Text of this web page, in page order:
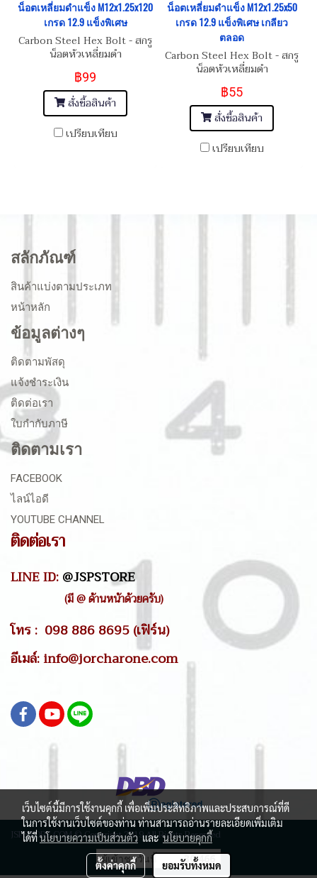
น็อตเหลี่ยมดำแข็ง M12x1.25x120
เกรด 12.9 แข็งพิเศษ
Carbon Steel Hex Bolt - สกรู
น็อตหัวเหลี่ยมดำ
M12x1.25x120
฿99
สั่งซื้อสินค้า
เปรียบเทียบ
น็อตเหลี่ยมดำแข็ง M12x1.25x50
เกรด 12.9 แข็งพิเศษ เกลียว
ตลอด
Carbon Steel Hex Bolt - สกรู
น็อตหัวเหลี่ยมดำ
M12x1.25x50
฿55
สั่งซื้อสินค้า
เปรียบเทียบ
สลักภัณฑ์
สินค้าแบ่งตามประเภท
หน้าหลัก
ข้อมูลต่างๆ
ติดตามพัสดุ
แจ้งชำระเงิน
ติดต่อเรา
ใบกำกับภาษี
ติดตามเรา
FACEBOOK
ไลน์ไอดี
YOUTUBE CHANNEL
ติดต่อเรา
LINE ID:@JSPSTORE
(มี @ ด้านหน้าด้วยครับ)
โทร : 098 886 8695 (เฟิร์น)
อีเมล์: info@jorcharone.com
JSPSTORE.COM © Copyright 2019 All Rights Reserved
ผู้เข้าชมวันนี้ 30,466
เว็บไซต์นี้มีการใช้งานคุกกี้ เพื่อเพิ่มประสิทธิภาพและประสบการณ์ที่ดี
ในการใช้งานเว็บไซต์ของท่าน ท่านสามารถอ่านรายละเอียดเพิ่มเติม
ได้ที่นโยบายความเป็นส่วนตัวและนโยบายคุกกี้
ตั้งค่าคุกกี้ ยอมรับทั้งหมด